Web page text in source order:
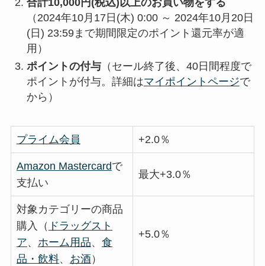
（2024年10月17日(木) 0:00 ～ 2024年10月20日
(日) 23:59まで期間限定のポイント還元率が適
用）
ポイントの付与（セール終了後、40日間程度で
ポイントが付与。詳細はマイポイントページで
から）
プライム会員 +2.0％
Amazon Mastercardで
支払い
最大+3.0％
対象カテゴリーの商品
購入（ ドラッグスト
ア、 ホーム用品、 食
品・飲料、 お酒）
+5.0％